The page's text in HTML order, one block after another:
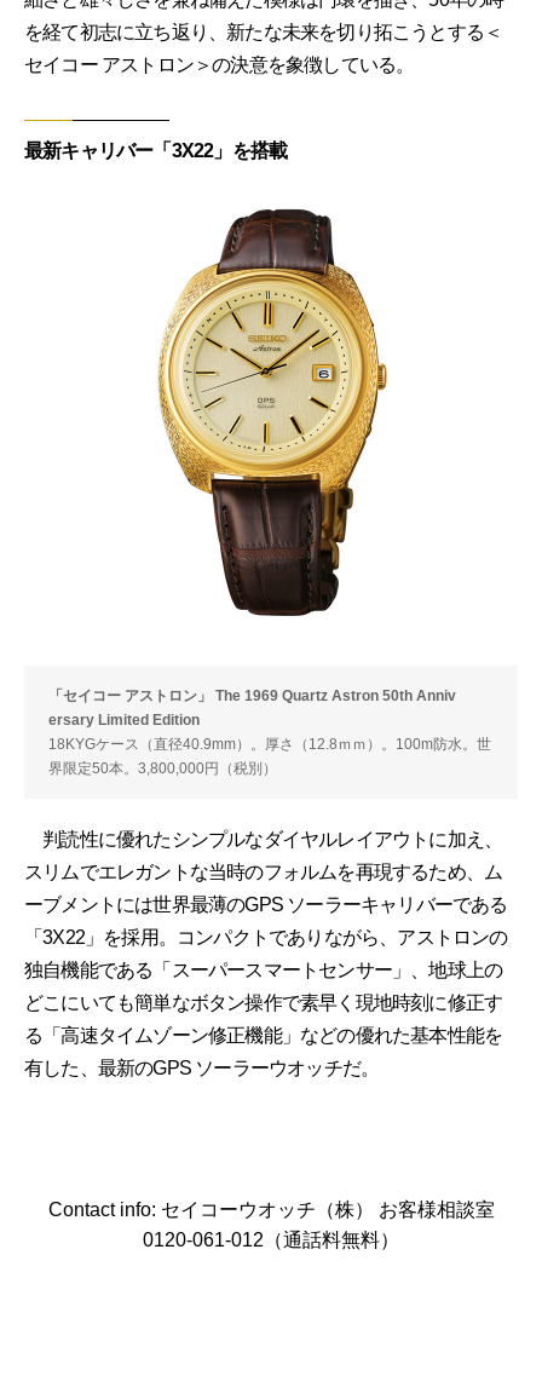
を経て初志に立ち返り、新たな未来を切り拓こうとする＜
セイコー アストロン＞の決意を象徴している。
最新キャリバー「3X22」を搭載
「セイコー アストロン」 The 1969 Quartz Astron 50th Anniv
ersary Limited Edition
18KYGケース（直径40.9mm）。厚さ（12.8ｍｍ）。100m防水。世
界限定50本。3,800,000円（税別）
判読性に優れたシンプルなダイヤルレイアウトに加え、
スリムでエレガントな当時のフォルムを再現するため、ム
ーブメントには世界最薄のGPS ソーラーキャリバーである
「3X22」を採用。コンパクトでありながら、アストロンの
独自機能である「スーパースマートセンサー」、地球上の
どこにいても簡単なボタン操作で素早く現地時刻に修正す
る「高速タイムゾーン修正機能」などの優れた基本性能を
有した、最新のGPS ソーラーウオッチだ。
Contact info: セイコーウオッチ（株） お客様相談室
0120-061-012（通話料無料）